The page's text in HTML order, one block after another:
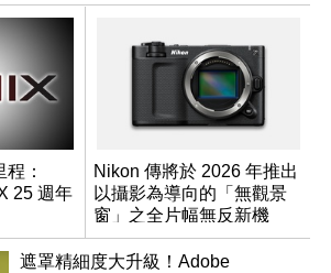
：
25 週年
Nikon 傳將於 2026 年推出
以攝影為導向的「無觀景
窗」之全片幅無反新機
遮罩精細度大升級！Adobe